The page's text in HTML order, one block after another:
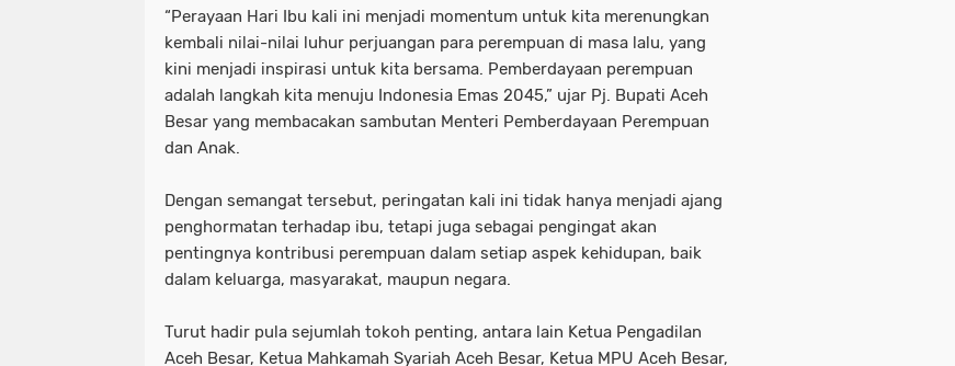
“Perayaan Hari Ibu kali ini menjadi momentum untuk kita merenungkan
kembali nilai-nilai luhur perjuangan para perempuan di masa lalu, yang
kini menjadi inspirasi untuk kita bersama. Pemberdayaan perempuan
adalah langkah kita menuju Indonesia Emas 2045,” ujar Pj. Bupati Aceh
Besar yang membacakan sambutan Menteri Pemberdayaan Perempuan
dan Anak.
Dengan semangat tersebut, peringatan kali ini tidak hanya menjadi ajang
penghormatan terhadap ibu, tetapi juga sebagai pengingat akan
pentingnya kontribusi perempuan dalam setiap aspek kehidupan, baik
dalam keluarga, masyarakat, maupun negara.
Turut hadir pula sejumlah tokoh penting, antara lain Ketua Pengadilan
Aceh Besar, Ketua Mahkamah Syariah Aceh Besar, Ketua MPU Aceh Besar,